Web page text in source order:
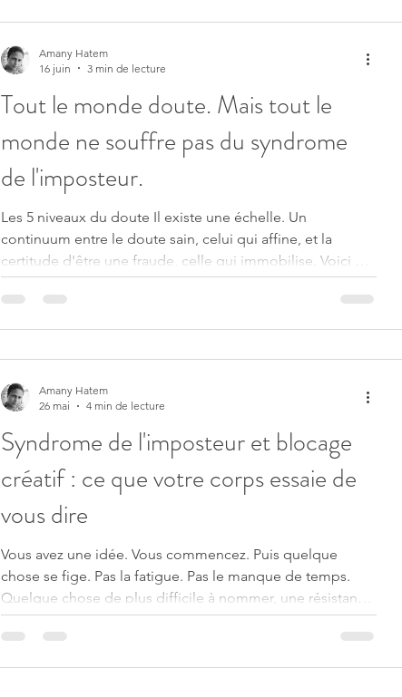
croyance limitante, installée
Tout le monde doute. Mais tout le
monde ne souffre pas du syndrome
de l'imposteur.
Les 5 niveaux du doute Il existe une échelle. Un
continuum entre le doute sain, celui qui affine, et la
certitude d'être une fraude, celle qui immobilise. Voici où
vous vous situez.
Amany Hatem
16 juin
3 min de lecture
Syndrome de l'imposteur et blocage
créatif : ce que votre corps essaie de
vous dire
Vous avez une idée. Vous commencez. Puis quelque
chose se fige. Pas la fatigue. Pas le manque de temps.
Quelque chose de plus difficile à nommer, une résistance
intérieure qui surgit au moment précis où vous vous
apprêtez à créer, à montrer, à vous lancer. Cet article vous
permet d;y voir plus clair sur les mécanismes du blocage
Amany Hatem
26 mai
4 min de lecture